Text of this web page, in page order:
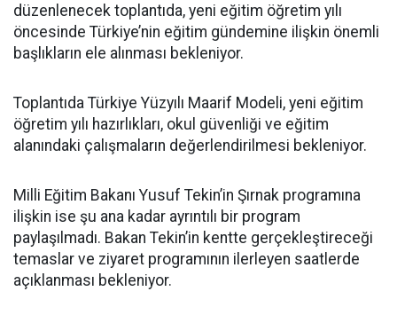
düzenlenecek toplantıda, yeni eğitim öğretim yılı
öncesinde Türkiye’nin eğitim gündemine ilişkin önemli
başlıkların ele alınması bekleniyor.
Toplantıda Türkiye Yüzyılı Maarif Modeli, yeni eğitim
öğretim yılı hazırlıkları, okul güvenliği ve eğitim
alanındaki çalışmaların değerlendirilmesi bekleniyor.
Milli Eğitim Bakanı Yusuf Tekin’in Şırnak programına
ilişkin ise şu ana kadar ayrıntılı bir program
paylaşılmadı. Bakan Tekin’in kentte gerçekleştireceği
temaslar ve ziyaret programının ilerleyen saatlerde
açıklanması bekleniyor.